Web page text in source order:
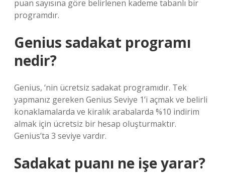
puan sayısına göre belirlenen kademe tabanlı bir
programdır.
Genius sadakat programı
nedir?
Genius, ‘nin ücretsiz sadakat programıdır. Tek
yapmanız gereken Genius Seviye 1’i açmak ve belirli
konaklamalarda ve kiralık arabalarda %10 indirim
almak için ücretsiz bir hesap oluşturmaktır.
Genius’ta 3 seviye vardır.
Sadakat puanı ne işe yarar?